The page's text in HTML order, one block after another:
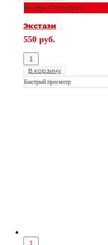
Быстрый просмотр
Экстази
550 руб.
В корзину
Быстрый просмотр